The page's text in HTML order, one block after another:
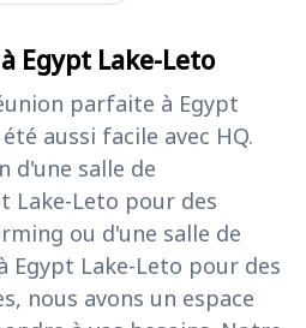
Egypt Lake-Leto
parfaite à Egypt
aussi facile avec HQ.
d'une salle de
Lake-Leto pour des
ou d'une salle de
Egypt Lake-Leto pour des
nous avons un espace